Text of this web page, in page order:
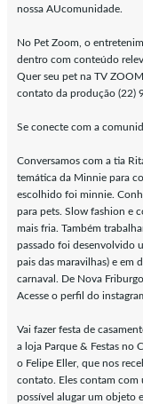
nossa AUcomunidade.
No Pet Zoom, o
dentro com conteúdo
Quer seu pet na TV
contato da produção (22)
Se conecte com a
Conversamos com a tia
temática da Minnie para
escolhido foi minnie.
para pets. Slow fashion e
mais fria. Também
passado foi desenvolvido
pais das maravilhas) e em
carnaval. De Nova
Acesse o perfil do
Vai fazer festa de
a loja Parque & Festas no
o Felipe Eller, que nos
contato. Eles contam com
possível alugar um objeto